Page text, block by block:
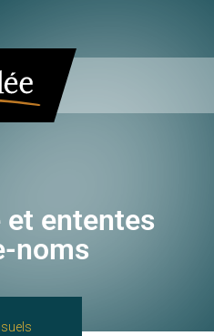
ententes
noms